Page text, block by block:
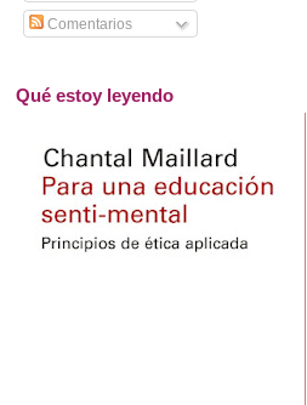
Comentarios
Qué estoy leyendo